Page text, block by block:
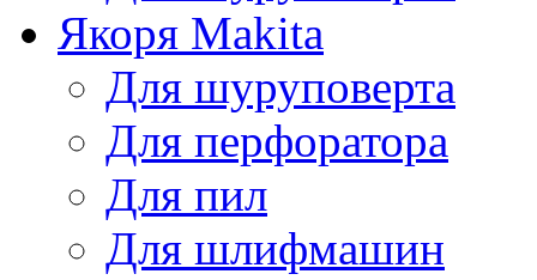
Якоря Makita
Для шуруповерта
Для перфоратора
Для пил
Для шлифмашин